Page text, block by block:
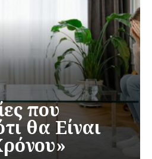
που
θα Είναι